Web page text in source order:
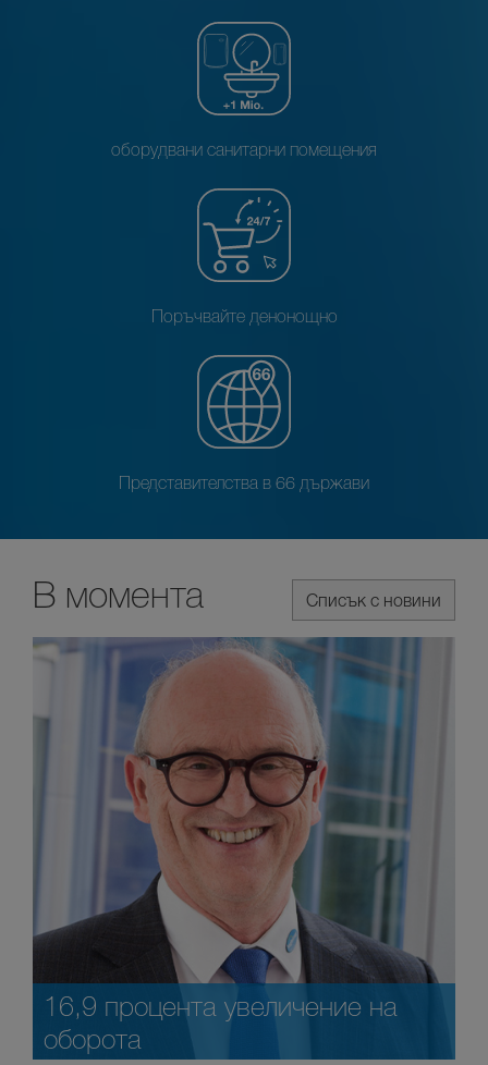
оборудвани санитарни помещения
Поръчвайте денонощно
Представителства в 66 държави
Списък с новини
В момента
16,9 процента увеличение на
оборота